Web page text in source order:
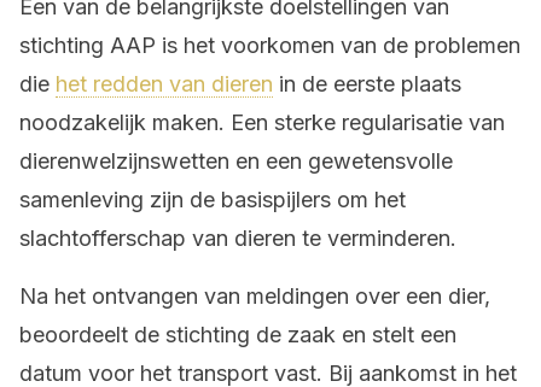
Een van de belangrijkste doelstellingen van
stichting AAP is het voorkomen van de problemen
die het redden van dieren in de eerste plaats
noodzakelijk maken. Een sterke regularisatie van
dierenwelzijnswetten en een gewetensvolle
samenleving zijn de basispijlers om het
slachtofferschap van dieren te verminderen.
Na het ontvangen van meldingen over een dier,
beoordeelt de stichting de zaak en stelt een
datum voor het transport vast. Bij aankomst in het